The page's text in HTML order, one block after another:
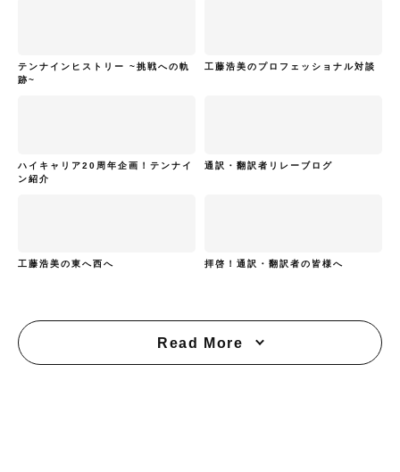
テンナインヒストリー ~挑戦への軌
跡~
工藤浩美のプロフェッショナル対談
ハイキャリア20周年企画！テンナイ
ン紹介
通訳・翻訳者リレーブログ
工藤浩美の東へ西へ 拝啓！通訳・翻訳者の皆様へ
Read More